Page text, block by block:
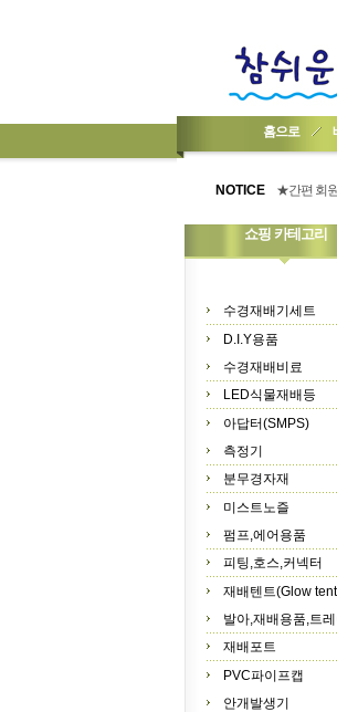
홈으로
NOTICE
★기업회원
★간편 회
쇼핑 카테고리
수경재배기세트
D.I.Y용품
수경재배비료
LED식물재배등
아답터(SMPS)
측정기
분무경자재
미스트노즐
펌프,에어용품
피팅,호스,커넥터
재배텐트(Glow
발아,재배용품,트레
재배포트
PVC파이프캡
안개발생기